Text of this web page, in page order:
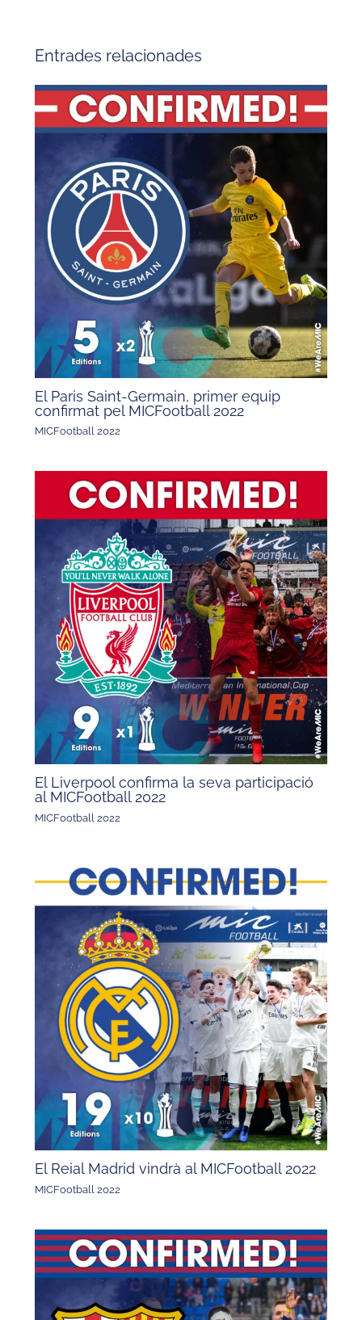
Entrades relacionades
El Paris Saint-Germain, primer equip
confirmat pel MICFootball 2022
MICFootball 2022
El Liverpool confirma la seva participació
al MICFootball 2022
MICFootball 2022
El Reial Madrid vindrà al MICFootball 2022
MICFootball 2022